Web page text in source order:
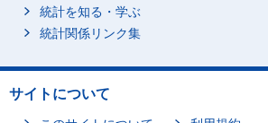
統計を知る・学ぶ
統計関係リンク集
サイトについて